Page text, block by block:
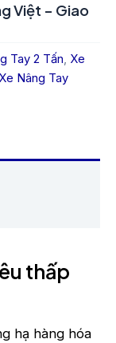
Việt – Giao
Tay 2 Tấn, Xe
Xe Nâng Tay
thấp
hạ hàng hóa